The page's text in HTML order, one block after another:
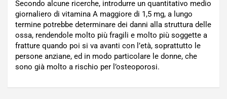
Secondo alcune ricerche, introdurre un quantitativo medio
giornaliero di vitamina A maggiore di 1,5 mg, a lungo
termine potrebbe determinare dei danni alla struttura delle
ossa, rendendole molto più fragili e molto più soggette a
fratture quando poi si va avanti con l’età, soprattutto le
persone anziane, ed in modo particolare le donne, che
sono già molto a rischio per l’osteoporosi.